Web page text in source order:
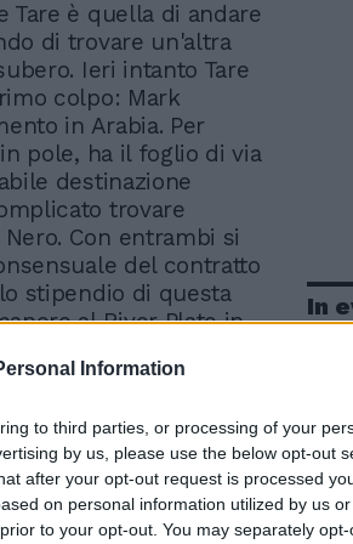
Information
to third parties, or processing of your
by us, please use the below opt-out
after your opt-out request is processed
on personal information utilized by us
to your opt-out. You may separately
Tare è quella di andare
di trovare un'altra
Ieri intanto Tare
colpo: Mark
in Arabia. Per
pole, ha il foglio di via
destinazione
trovare
Con entrambi si
del contratto
stipendio di questa
al River Plate in
Qualche
anche restare. Infine i
Mosciatti, Capua e
Preso il sedicenne
è un investimento
In